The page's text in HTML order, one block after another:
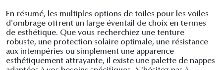
En résumé, les multiples options de toiles pour les voiles
d'ombrage offrent un large éventail de choix en termes
de esthétique. Que vous recherchiez une tenture
robuste, une protection solaire optimale, une résistance
aux intempéries ou simplement une apparence
esthétiquement attrayante, il existe une palette de nappes